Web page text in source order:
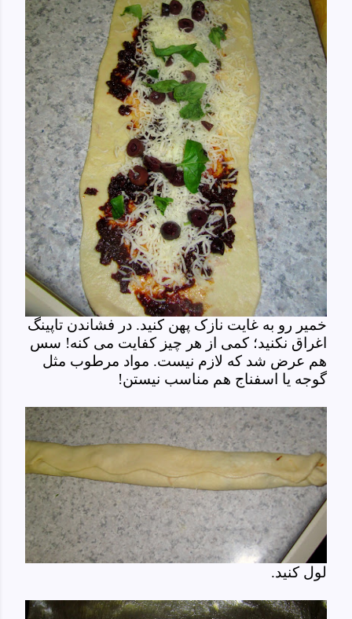
خمیر رو به غایت نازک پهن کنید. در فشاندن تاپینگ
اغراق نکنید؛ کمی از هر چیز کفایت می کنه! سس
هم عرض شد که لازم نیست. مواد مرطوب مثل
گوجه یا اسفناج هم مناسب نیستن!
لول کنید.